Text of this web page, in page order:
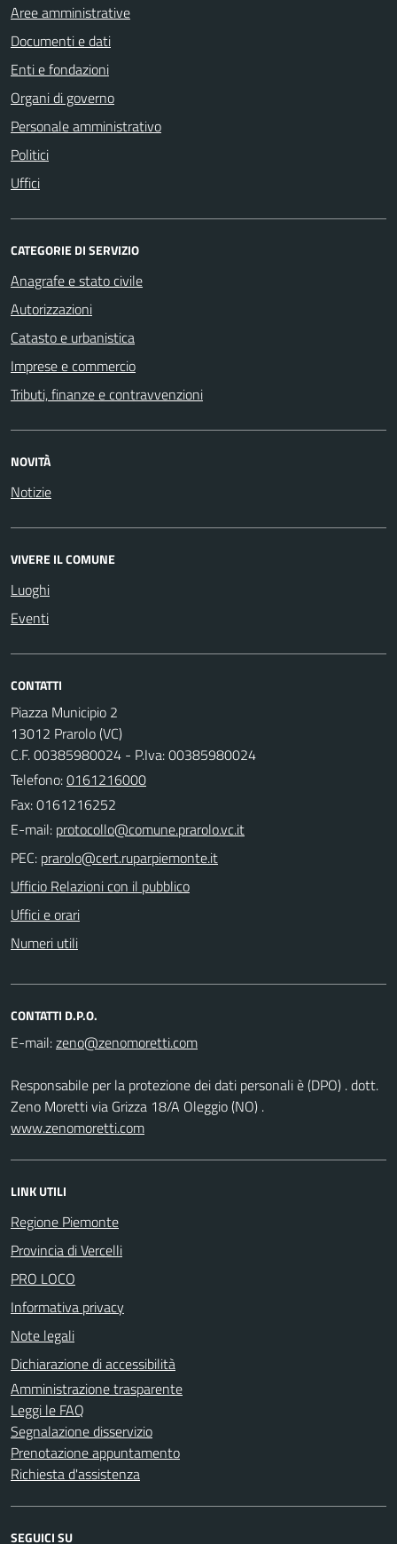
Aree amministrative
Documenti e dati
Enti e fondazioni
Organi di governo
Personale amministrativo
Politici
Uffici
CATEGORIE DI SERVIZIO
Anagrafe e stato civile
Autorizzazioni
Catasto e urbanistica
Imprese e commercio
Tributi, finanze e contravvenzioni
NOVITÀ
Notizie
VIVERE IL COMUNE
Luoghi
Eventi
CONTATTI
Piazza Municipio 2
13012 Prarolo (VC)
C.F. 00385980024 - P.Iva: 00385980024
Telefono:0161216000
Fax: 0161216252
E-mail:
PEC:
Ufficio Relazioni con il pubblico
Uffici e orari
Numeri utili
CONTATTI D.P.O.
E-mail:
Responsabile per la protezione dei dati personali è (DPO) . dott.
Zeno Moretti via Grizza 18/A Oleggio (NO) .
www.zenomoretti.com
LINK UTILI
Regione Piemonte
Provincia di Vercelli
PRO LOCO
Informativa privacy
Note legali
Dichiarazione di accessibilità
Amministrazione trasparente
Leggi le FAQ
Segnalazione disservizio
Prenotazione appuntamento
Richiesta d'assistenza
SEGUICI SU